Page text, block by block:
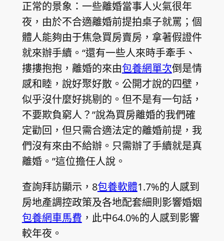
正常的景象：一些離婚當事人火氣很年
夜，由於不合適離婚前提拍桌子就罵；個
體人能夠由于焦急買房賣房，拿著假證件
就來辦手續。“還有一些人來時手牽手、
摟摟抱抱，離婚的來由包養網單次倒是情
感和睦，說好聚好散。公開才說的四壁，
似乎沒什麼好挑剔的。但不是有一句話，
不要欺負窮人？”說為買房離婚的我們確
定勸回，但只需合適法定的離婚前提，我
們沒有來由不給辦。只需辦了手續就是真
離婚。”這位擔任人說。
查詢拜訪顯示，8包養軟體1.7%的人感到
房地產調控政策及各地配套細則影響婚姻
包養網車馬費 ，此中64.0%的人感到影響
較年夜。